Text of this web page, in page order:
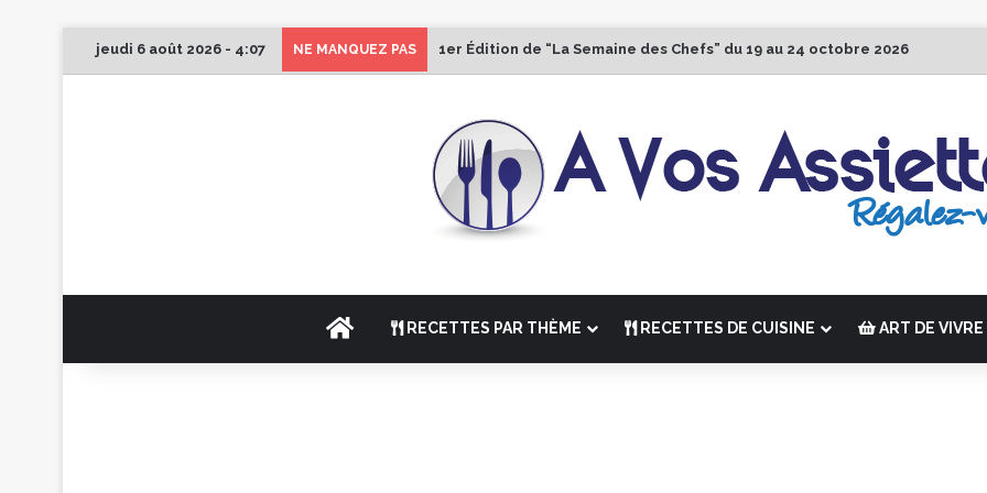
jeudi 6 août 2026 - 4:07 NE MANQUEZ PAS 1er Édition de “La Semaine des Chefs” du 19 au 24 octobre 2026
ACCUEILRECETTES PAR THÈME RECETTES DE CUISINE ART DE VIVRE